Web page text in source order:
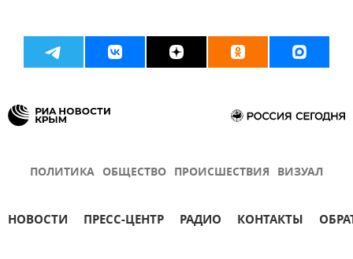
ПОЛИТИКА ОБЩЕСТВО ПРОИСШЕСТВИЯ ВИЗУАЛ
НОВОСТИ ПРЕСС-ЦЕНТР РАДИО КОНТАКТЫ